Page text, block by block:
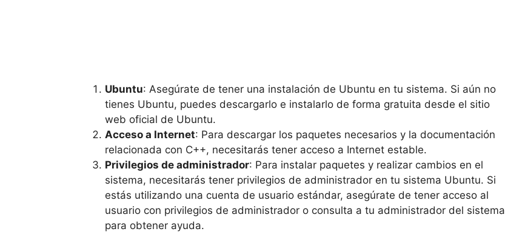
Ubuntu: Asegúrate de tener una instalación de Ubuntu en tu sistema. Si aún no
tienes Ubuntu, puedes descargarlo e instalarlo de forma gratuita desde el sitio
web oficial de Ubuntu.
Acceso a Internet: Para descargar los paquetes necesarios y la documentación
relacionada con C++, necesitarás tener acceso a Internet estable.
Privilegios de administrador: Para instalar paquetes y realizar cambios en el
sistema, necesitarás tener privilegios de administrador en tu sistema Ubuntu. Si
estás utilizando una cuenta de usuario estándar, asegúrate de tener acceso al
usuario con privilegios de administrador o consulta a tu administrador del sistema
para obtener ayuda.